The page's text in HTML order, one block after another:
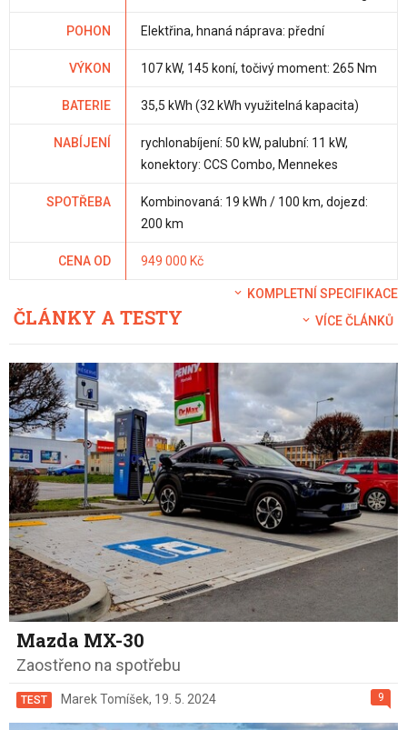
POHON Elektřina, hnaná náprava: přední
VÝKON 107 kW, 145 koní, točivý moment: 265 Nm
BATERIE 35,5 kWh (32 kWh využitelná kapacita)
NABÍJENÍ
rychlonabíjení: 50 kW, palubní: 11 kW,
konektory: CCS Combo, Mennekes
SPOTŘEBA
Kombinovaná: 19 kWh / 100 km, dojezd:
200 km
CENA OD 949 000 Kč
KOMPLETNÍ SPECIFIKACE
ČLÁNKY A TESTY VÍCE ČLÁNKŮ
Mazda MX-30
Zaostřeno na spotřebu
9
TEST Marek Tomíšek, 19. 5. 2024